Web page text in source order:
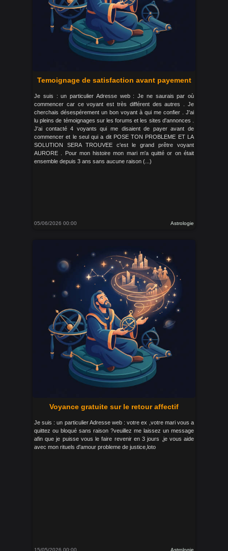
Temoignage de satisfaction avant payement
Je suis : un particulier Adresse web : Je ne saurais par où
commencer car ce voyant est très différent des autres . Je
cherchais désespérement un bon voyant à qui me confier . J'ai
lu pleins de témoignages sur les forums et les sites d'annonces .
J'ai contacté 4 voyants qui me disaient de payer avant de
commencer et le seul qui a dit POSE TON PROBLEME ET LA
SOLUTION SERA TROUVEE c'est le grand prêtre voyant
AURORE . Pour mon histoire mon mari m'a quitté or on était
ensemble depuis 3 ans sans aucune raison (...)
05/06/2026 00:00 Astrologie
Voyance gratuite sur le retour affectif
Je suis : un particulier Adresse web : votre ex ,votre mari vous a
quittez ou bloqué sans raison ?veuillez me laissez un message
afin que je puisse vous le faire revenir en 3 jours ,je vous aide
avec mon rituels d'amour probleme de justice,loto
15/05/2026 00:00 Astrologie